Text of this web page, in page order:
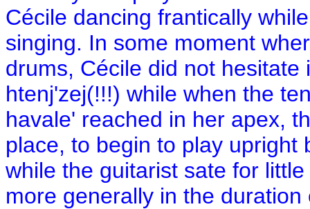
Cécile dancing frantically
singing. In some moment
drums, Cécile did not
htenj'zej(!!!) while when the
havale' reached in her apex,
place, to begin to play
while the guitarist sate for
more generally in the